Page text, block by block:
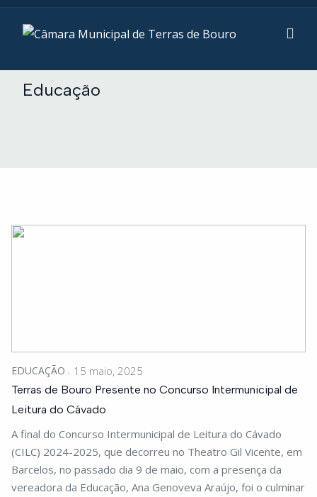
Educação
EDUCAÇÃO 15 maio, 2025
Terras de Bouro Presente no Concurso Intermunicipal de
Leitura do Cávado
A final do Concurso Intermunicipal de Leitura do Cávado
(CILC) 2024-2025, que decorreu no Theatro Gil Vicente, em
Barcelos, no passado dia 9 de maio, com a presença da
vereadora da Educação, Ana Genoveva Araújo, foi o culminar